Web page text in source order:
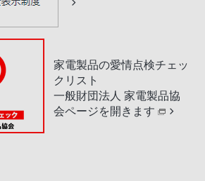
家電製品の愛情点検チェッ
クリスト
一般財団法人 家電製品協
会ページを開きます